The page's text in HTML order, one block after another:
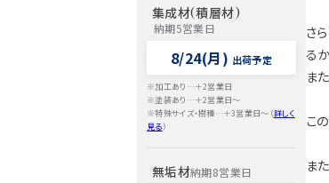
さ
る
ま
こ
ま
集成材(積層材)
納期5営業日
8/24(月) 出荷予定
※加工あり…＋2営業日
※塗装あり…＋2営業日～
※特殊サイズ・樹種…＋3営業日～（詳しく
見る）
無垢材納期8営業日